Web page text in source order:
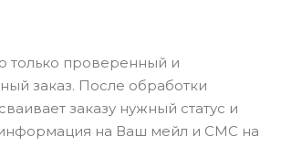
только проверенный и
заказ. После обработки
заказу нужный статус и
информация на Ваш мейл и СМС на